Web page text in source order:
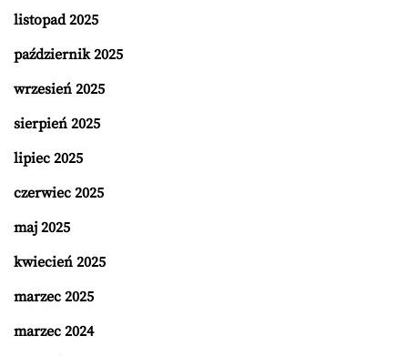
listopad 2025
październik 2025
wrzesień 2025
sierpień 2025
lipiec 2025
czerwiec 2025
maj 2025
kwiecień 2025
marzec 2025
marzec 2024